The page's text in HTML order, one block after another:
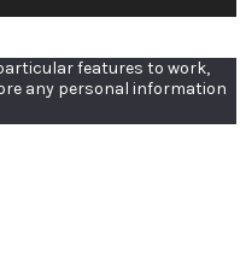
features to work,
any personal information